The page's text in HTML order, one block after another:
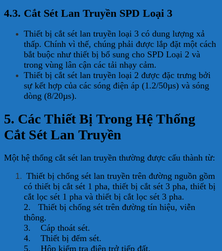
4.3. Cắt Sét Lan Truyền SPD Loại 3
Thiết bị cắt sét lan truyền loại 3 có dung lượng xả
thấp. Chính vì thế, chúng phải được lắp đặt một cách
bắt buộc như thiết bị bổ sung cho SPD Loại 2 và
trong vùng lân cận các tải nhạy cảm.
Thiết bị cắt sét lan truyền loại 2 được đặc trưng bởi
sự kết hợp của các sóng điện áp (1.2/50µs) và sóng
dòng (8/20µs).
5. Các Thiết Bị Trong Hệ Thống
Cắt Sét Lan Truyền
Một hệ thống cắt sét lan truyền thường được cấu thành từ:
Thiết bị chống sét lan truyền trên đường nguồn gồm
có thiết bị cắt sét 1 pha, thiết bị cắt sét 3 pha, thiết bị
cắt lọc sét 1 pha và thiết bị cắt lọc sét 3 pha.
2. Thiết bị chống sét trên đường tín hiệu, viễn
thông.
3. Cáp thoát sét.
4. Thiết bị đếm sét.
5. Hộp kiểm tra điện trở tiếp đất.